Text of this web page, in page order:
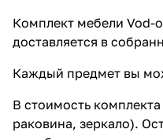
Комплект мебели Vod-
доставляется в
Каждый предмет вы
В стоимость
раковина, зеркало).